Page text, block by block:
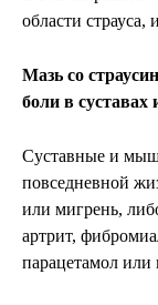
области
Мазь со
боли в
Суставные и
повседневной
или мигрень,
артрит,
парацетамол или